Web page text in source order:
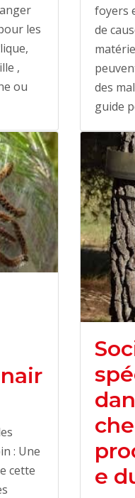
les
,
ou
foyers
de
des
guide
: Une
cette
e